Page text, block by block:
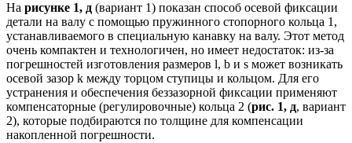
На рисунке 1, д (вариант 1) показан способ осевой фиксации
детали на валу с помощью пружинного стопорного кольца 1,
устанавливаемого в специальную канавку на валу. Этот метод
очень компактен и технологичен, но имеет недостаток: из-за
погрешностей изготовления размеров l, b и s может возникать
осевой зазор k между торцом ступицы и кольцом. Для его
устранения и обеспечения беззазорной фиксации применяют
компенсаторные (регулировочные) кольца 2 (рис. 1, д, вариант
2), которые подбираются по толщине для компенсации
накопленной погрешности.